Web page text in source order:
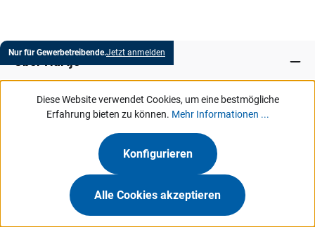
Nur für Gewerbetreibende.Jetzt anmelden
Marken
MeinHartje
Diese Website verwendet Cookies, um eine bestmögliche
Erfahrung bieten zu können. Mehr Informationen ...
Konfigurieren
Alle Cookies akzeptieren